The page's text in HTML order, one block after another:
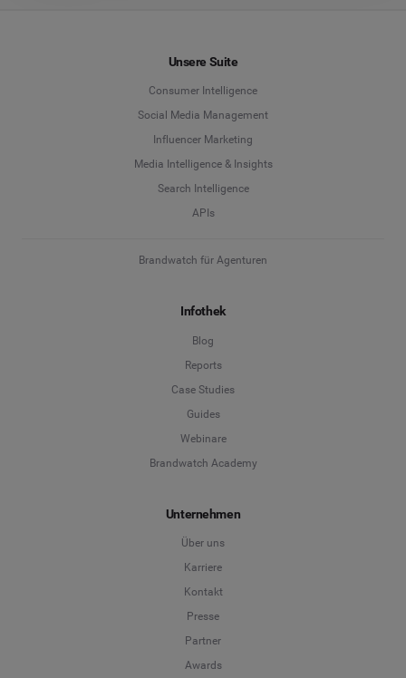
Unsere Suite
Consumer Intelligence
Social Media Management
Influencer Marketing
Media Intelligence & Insights
Search Intelligence
APIs
Brandwatch für Agenturen
Infothek
Blog
Reports
Case Studies
Guides
Webinare
Brandwatch Academy
Unternehmen
Über uns
Karriere
Kontakt
Presse
Partner
Awards